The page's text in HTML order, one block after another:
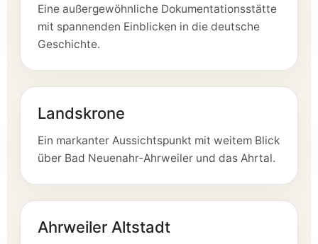
Eine außergewöhnliche Dokumentationsstätte
mit spannenden Einblicken in die deutsche
Geschichte.
Landskrone
Ein markanter Aussichtspunkt mit weitem Blick
über Bad Neuenahr-Ahrweiler und das Ahrtal.
Ahrweiler Altstadt